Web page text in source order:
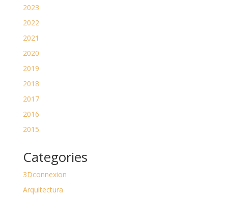
2023
2022
2021
2020
2019
2018
2017
2016
2015
Categories
3Dconnexion
Arquitectura